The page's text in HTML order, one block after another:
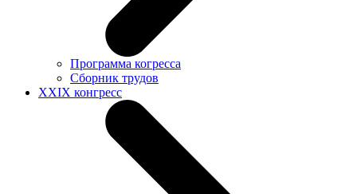
Программа когресса
Сборник трудов
XXIX конгресс